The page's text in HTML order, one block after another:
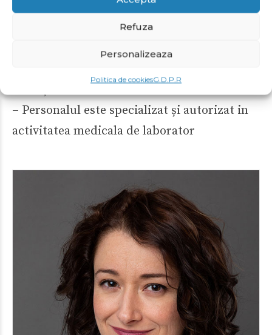
Refuza
Personalizeaza
Politica de cookiesG.D.P.R
– Utilizăm reactivi certificați și urmăm
protocoale stricte de verificare internă
– Laboratorul funcționează conform
– Personalul este specializat și autorizat in
activitatea medicala de laborator